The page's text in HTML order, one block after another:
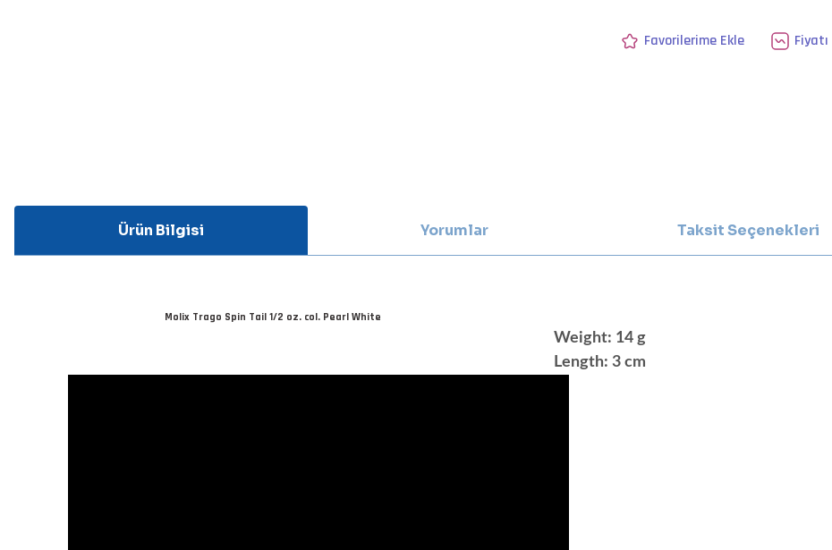
Ürün Bilgisi Yorumlar Taksit Seçenekleri
Molix Trago Spin Tail 1/2 oz. col. Pearl White
Weight: 14 g
Length: 3 cm